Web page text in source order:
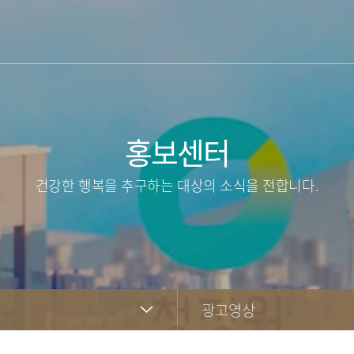
홍보센터
건강한 행복을 추구하는 대상의 소식을 전합니다.
광고영상